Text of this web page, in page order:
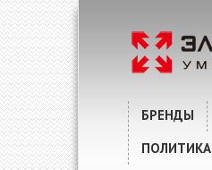
БРЕНДЫ
ПОЛИТИКА